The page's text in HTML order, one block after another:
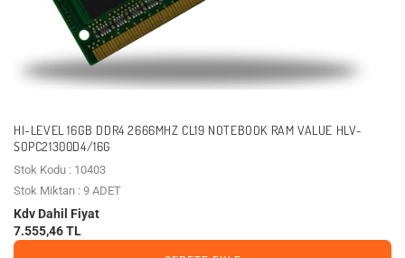
HI-LEVEL 16GB DDR4 2666MHZ CL19 NOTEBOOK RAM VALUE HLV-
SOPC21300D4/16G
Stok Kodu : 10403
Stok Miktarı : 9 ADET
Kdv Dahil Fiyat
7.555,46 TL